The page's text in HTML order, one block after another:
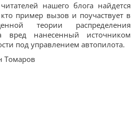
нашего блога найдется
пример вызов и поучаствует в
теории распределения
вред нанесенный источником
под управлением автопилота.
Томаров